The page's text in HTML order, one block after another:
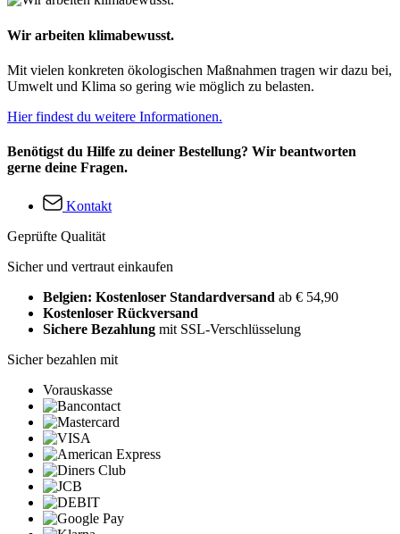
Wir arbeiten klimabewusst.
Mit vielen konkreten ökologischen Maßnahmen tragen wir dazu bei,
Umwelt und Klima so gering wie möglich zu belasten.
Hier findest du weitere Informationen.
Benötigst du Hilfe zu deiner Bestellung? Wir beantworten
gerne deine Fragen.
Kontakt
Geprüfte Qualität
Sicher und vertraut einkaufen
Belgien: Kostenloser Standardversand ab € 54,90
Kostenloser Rückversand
Sichere Bezahlung mit SSL-Verschlüsselung
Sicher bezahlen mit
Vorauskasse